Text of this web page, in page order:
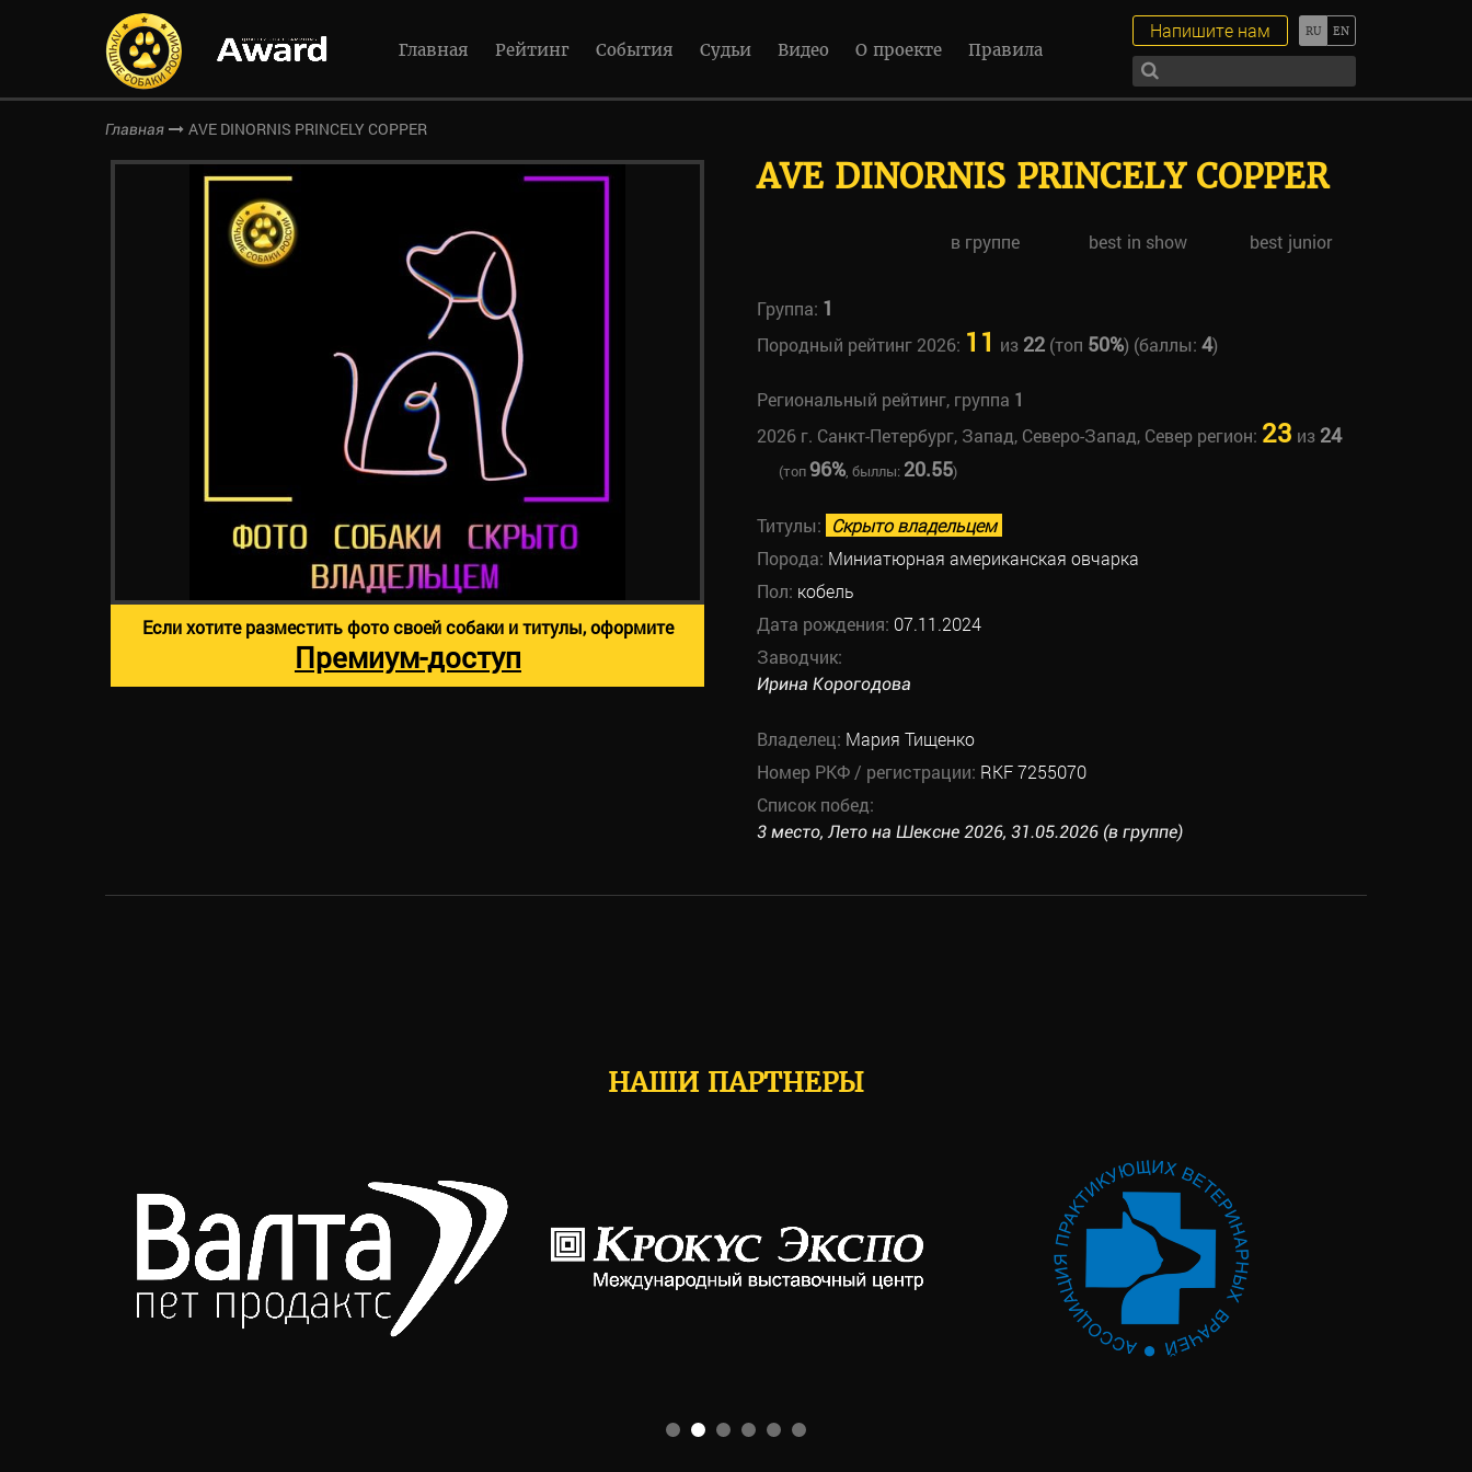
Главная Рейтинг События Судьи Видео О проекте Правила
Напишите нам
Главная AVE DINORNIS PRINCELY COPPER
AVE DINORNIS PRINCELY COPPER
в группе best in show best junior
Группа: 1
Породный рейтинг 2026: 11 из 22(топ 50%) (баллы: 4)
Региональный рейтинг, группа 1
2026 г. Санкт-Петербург, Запад, Северо-Запад, Север регион: 23 из 24
(топ96%, быллы: 20.55)
Титулы: Скрыто владельцем
Порода: Миниатюрная американская овчарка
Пол: кобель
Дата рождения: 07.11.2024
Заводчик:
Ирина Корогодова
Владелец: Мария Тищенко
Номер РКФ / регистрации: RKF 7255070
Список побед:
3 место, Лето на Шексне 2026, 31.05.2026 (в группе)
Если хотите разместить фото своей собаки и титулы, оформите
Премиум-доступ
НАШИ ПАРТНЕРЫ